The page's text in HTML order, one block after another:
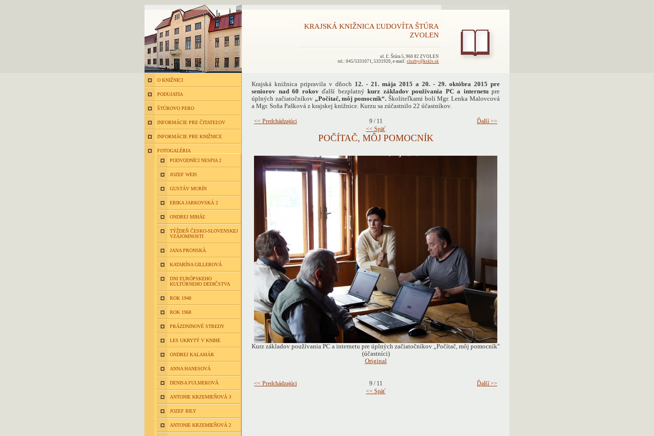
KRAJSKÁ KNIŽNICA ĽUDOVÍTA ŠTÚRA
ZVOLEN
ul. Ľ. Štúra 5, 960 82 ZVOLEN
tel.: 045/5331071, 5331920, e-mail: sluzby@kskls.sk
O KNIŽNICI
PODUJATIA
ŠTÚROVO PERO
INFORMÁCIE PRE ČITATEĽOV
INFORMÁCIE PRE KNIŽNICE
FOTOGALÉRIA
PODVODNÍCI NESPIA 2
JOZEF WEIS
GUSTÁV MURÍN
ERIKA JARKOVSKÁ 2
ONDREJ MIHÁĽ
TÝŽDEŇ ČESKO-SLOVENSKEJ
VZÁJOMNOSTI
JANA PRONSKÁ
KATARÍNA GILLEROVÁ
DNI EURÓPSKEHO
KULTÚRNEHO DEDIČSTVA
ROK 1948
ROK 1968
PRÁZDNINOVÉ STREDY
LES UKRYTÝ V KNIHE
ONDREJ KALAMÁR
ANNA HANESOVÁ
DENISA FULMEKOVÁ
ANTONIE KRZEMIEŇOVÁ 3
JOZEF BILY
ANTONIE KRZEMIEŇOVÁ 2
Krajská knižnica pripravila v dňoch 12. - 21. mája 2015 a 20. - 29. októbra 2015 pre
seniorov nad 60 rokovďalší bezplatný kurz základov používania PC a internetupre
úplných začiatočníkov „Počítač, môj pomocník“. Školiteľkami boli Mgr. Lenka Malovcová
a Mgr. Soňa Pašková z krajskej knižnice. Kurzu sa zúčastnilo 22 účastníkov.
<< Predchádzajúci 9 / 11
Ďalší >>
<< Späť
POČÍTAČ, MÔJ POMOCNÍK
Kurz základov používania PC a internetu pre úplných začiatočníkov „Počítač, môj pomocník"
(účastníci)
Original
<< Predchádzajúci 9 / 11
Ďalší >>
<< Späť